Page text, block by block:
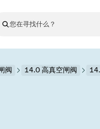
新闻
阀 14.0 高真空闸阀